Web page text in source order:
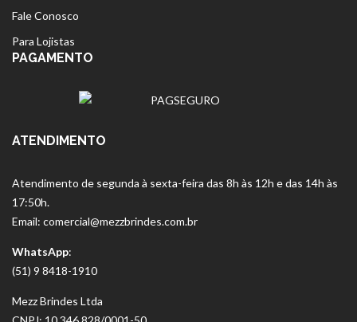
Fale Conosco
Para Lojistas
PAGAMENTO
ATENDIMENTO
Atendimento de segunda à sexta-feira das 8h às 12h e das 14h às
17:50h.
Email: comercial@mezzbrindes.com.br
WhatsApp:
(51) 9 8418-1910
Mezz Brindes Ltda